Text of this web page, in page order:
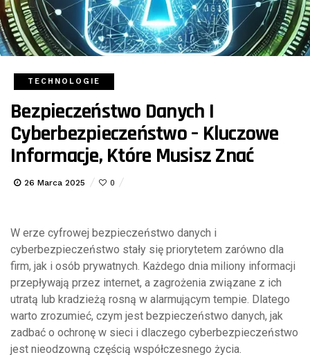
TECHNOLOGIE
Bezpieczeństwo Danych I
Cyberbezpieczeństwo – Kluczowe
Informacje, Które Musisz Znać
26 Marca 2025 0
W erze cyfrowej bezpieczeństwo danych i
cyberbezpieczeństwo stały się priorytetem zarówno dla
firm, jak i osób prywatnych. Każdego dnia miliony informacji
przepływają przez internet, a zagrożenia związane z ich
utratą lub kradzieżą rosną w alarmującym tempie. Dlatego
warto zrozumieć, czym jest bezpieczeństwo danych, jak
zadbać o ochronę w sieci i dlaczego cyberbezpieczeństwo
jest nieodzowną częścią współczesnego życia.